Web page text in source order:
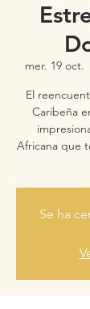
mer. 19 oct.
El
Caribeña
Africana que
Se ha